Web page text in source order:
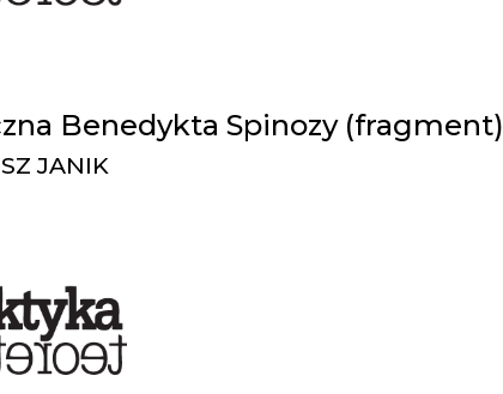
Benedykta Spinozy (fragment)
JANIK